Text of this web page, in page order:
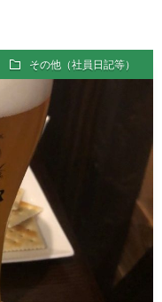
その他（社員日記等）